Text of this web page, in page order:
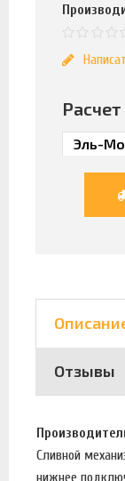
Отзывы
Сливной
нижнее